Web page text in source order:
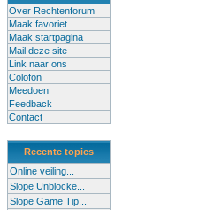
Over Rechtenforum
Maak favoriet
Maak startpagina
Mail deze site
Link naar ons
Colofon
Meedoen
Feedback
Contact
Recente topics
Online veiling...
Slope Unblocke...
Slope Game Tip...